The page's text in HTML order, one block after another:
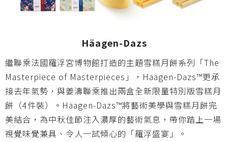
Häagen-Dazs
繼聯乘法國羅浮宮博物館打造的主題雪糕月餅系列「The
Masterpiece of Masterpieces 」， Häagen-Dazs™更承
接去年氣勢，與姜濤聯乘推出兩盒全新限量特別版雪糕月
餅 （4件裝）。Häagen-Dazs™將藝術美學與雪糕月餅完
美結合，為中秋佳節注入濃厚的藝術氣息， 帶你踏上一場
視覺味覺兼具、令人一試傾心的「羅浮盛宴」。